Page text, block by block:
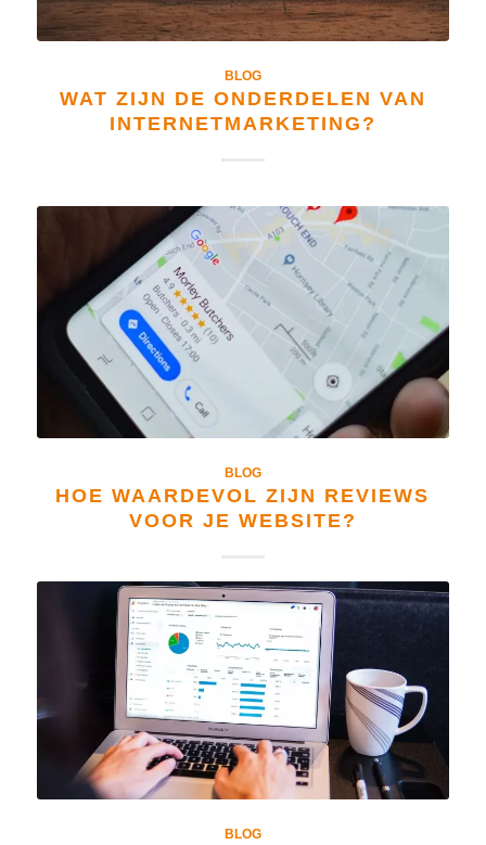
BLOG
WAT ZIJN DE ONDERDELEN VAN
INTERNETMARKETING?
BLOG
HOE WAARDEVOL ZIJN REVIEWS
VOOR JE WEBSITE?
BLOG